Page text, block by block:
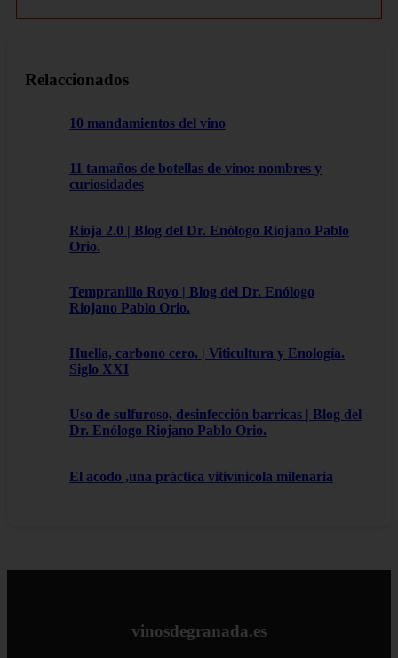
Relaccionados
10 mandamientos del vino
11 tamaños de botellas de vino: nombres y
curiosidades
Rioja 2.0 | Blog del Dr. Enólogo Riojano Pablo
Orio.
Tempranillo Royo | Blog del Dr. Enólogo
Riojano Pablo Orio.
Huella, carbono cero. | Viticultura y Enología.
Siglo XXI
Uso de sulfuroso, desinfección barricas | Blog del
Dr. Enólogo Riojano Pablo Orio.
El acodo ,una práctica vitivínicola milenaria
vinosdegranada.es